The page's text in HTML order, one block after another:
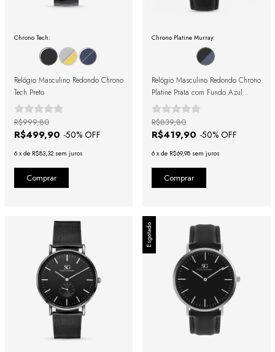
Chrono Tech:
Relógio Masculino Redondo Chrono
Tech Preto
R$499,90 -50% OFF
R$999,80
6 x de R$83,32 sem juros
Chrono Platine Murray:
Relógio Masculino Redondo Chrono
Platine Prata com Fundo Azul
42mm
R$419,90 -50% OFF
R$839,80
6 x de R$69,98 sem juros
Esgotado